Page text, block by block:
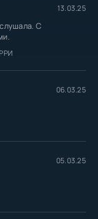
13.03.25
С
06.03.25
05.03.25